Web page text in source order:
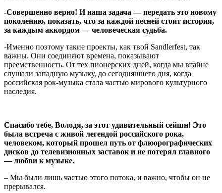
-Совершенно верно! И наша задача — передать это новому
поколению, показать, что за каждой песней стоит история,
за каждым аккордом — человеческая судьба.
-Именно поэтому такие проекты, как твой Sandlerfest, так
важны. Они соединяют времена, показывают
преемственность. От тех пионерских дней, когда мы втайне
слушали западную музыку, до сегодняшнего дня, когда
российская рок-музыка стала частью мирового культурного
наследия.
Спасибо тебе, Володя, за этот удивительный сейшн! Это
была встреча с живой легендой российского рока,
человеком, который прошел путь от флюорографических
дисков до телевизионных заставок и не потерял главного
— любви к музыке.
– Мы были лишь частью этого потока, и важно, чтобы он не
прерывался.